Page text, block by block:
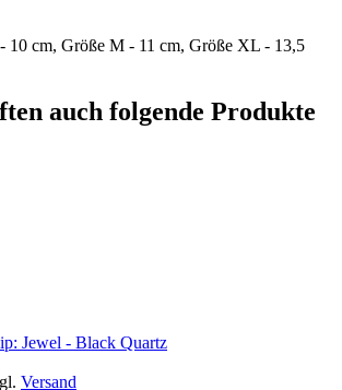
10 cm, Größe M - 11 cm, Größe XL - 13,5
auch folgende Produkte
Jewel - Black Quartz
Versand